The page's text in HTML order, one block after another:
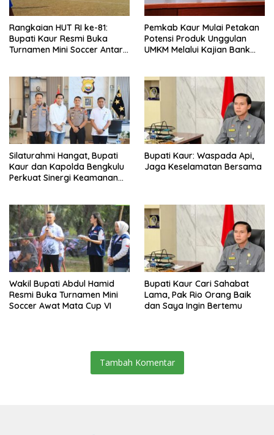
Rangkaian HUT RI ke-81:
Bupati Kaur Resmi Buka
Turnamen Mini Soccer Antar
Pemkab Kaur Mulai Petakan
Potensi Produk Unggulan
UMKM Melalui Kajian Bank
Silaturahmi Hangat, Bupati
Kaur dan Kapolda Bengkulu
Perkuat Sinergi Keamanan
Bupati Kaur: Waspada Api,
Jaga Keselamatan Bersama
Wakil Bupati Abdul Hamid
Resmi Buka Turnamen Mini
Soccer Awat Mata Cup VI
Bupati Kaur Cari Sahabat
Lama, Pak Rio Orang Baik
dan Saya Ingin Bertemu
Tambah Komentar